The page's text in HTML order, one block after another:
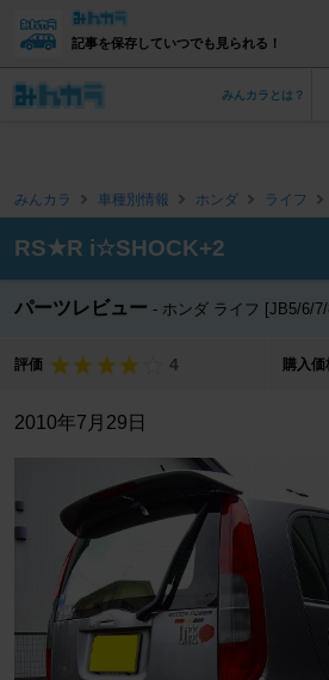
記事を保存していつでも見られる！
みんカラとは？
みんカラ 車種別情報 ホンダ ライフ
RS★R i☆SHOCK+2
パーツレビュー ホンダ ライフ [JB5/6/7/
評価 4 購入価
2010年7月29日